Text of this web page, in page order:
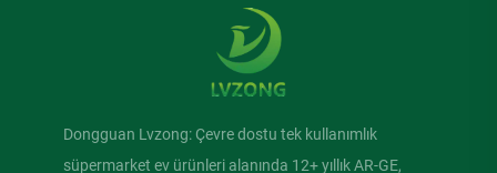
Dongguan Lvzong: Çevre dostu tek kullanımlık
süpermarket ev ürünleri alanında 12+ yıllık AR-GE,